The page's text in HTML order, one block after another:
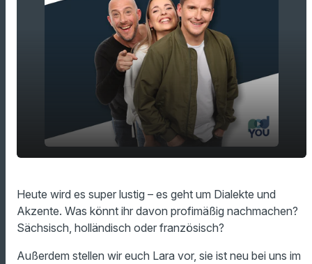
play_arrow Welche Akzente könnt ihr perfekt
nachmachen?
00:00
Heute wird es super lustig – es geht um Dialekte und
Akzente. Was könnt ihr davon profimäßig nachmachen?
Sächsisch, holländisch oder französisch?
Außerdem stellen wir euch Lara vor, sie ist neu bei uns im